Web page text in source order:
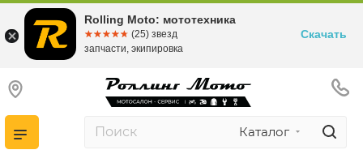
Каталог
Rolling Moto: мототехника
☆☆☆☆☆
★★★★★ (25) звезд
запчасти, экипировка
Скачать